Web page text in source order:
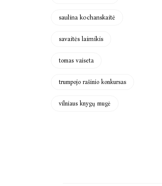
saulina kochanskaitė
savaitės laimikis
tomas vaiseta
trumpojo rašinio konkursas
vilniaus knygų mugė